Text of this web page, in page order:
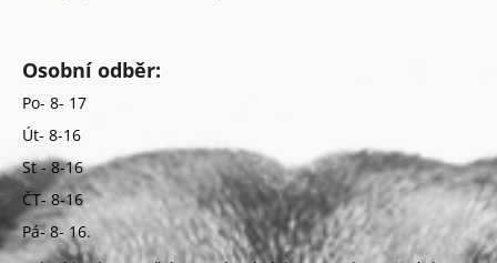
Osobní odběr:
Po- 8- 17
Út- 8-16
St - 8-16
ČT- 8-16
Pá- 8- 16.